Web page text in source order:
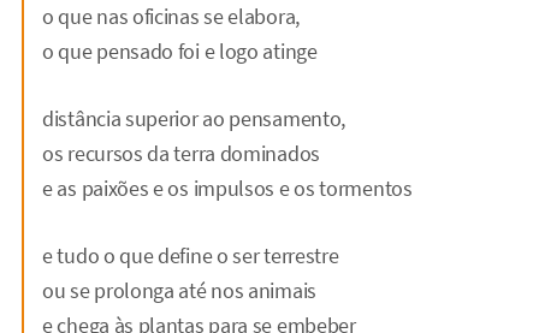
o que nas oficinas se elabora,
o que pensado foi e logo atinge
distância superior ao pensamento,
os recursos da terra dominados
e as paixões e os impulsos e os tormentos
e tudo o que define o ser terrestre
ou se prolonga até nos animais
e chega às plantas para se embeber